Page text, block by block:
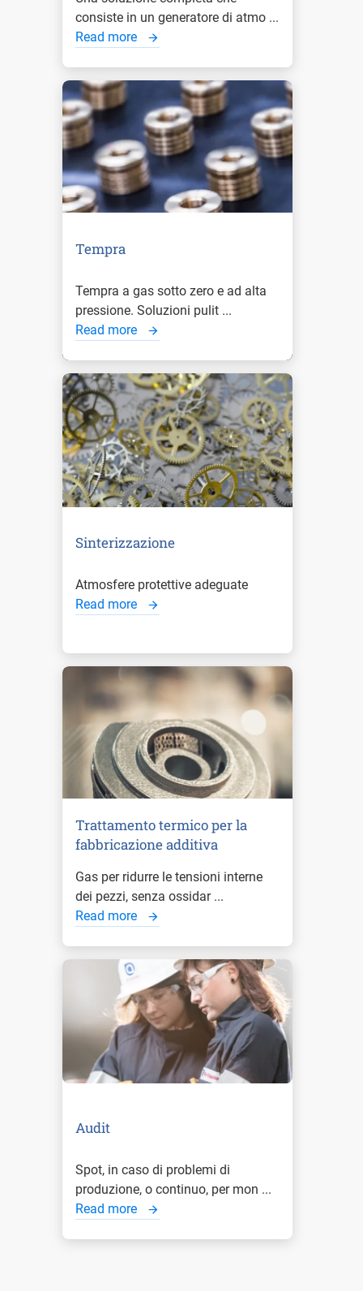
consiste in un generatore di atmo ...
Read more
Tempra
Tempra a gas sotto zero e ad alta
pressione. Soluzioni pulit ...
Read more
Sinterizzazione
Atmosfere protettive adeguate
Read more
Trattamento termico per la
fabbricazione additiva
Gas per ridurre le tensioni interne
dei pezzi, senza ossidar ...
Read more
Audit
Spot, in caso di problemi di
produzione, o continuo, per mon ...
Read more